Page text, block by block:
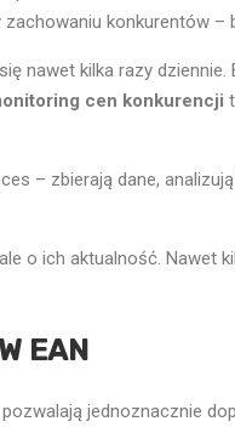
konkurentów –
nawet kilka razy
cen konkurencji
– zbierają dane,
o ich aktualność. Nawet
EAN
jednoznacznie